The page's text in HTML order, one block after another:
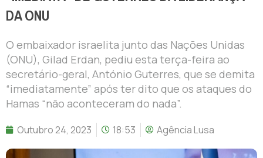
DA ONU
O embaixador israelita junto das Nações Unidas
(ONU), Gilad Erdan, pediu esta terça-feira ao
secretário-geral, António Guterres, que se demita
“imediatamente” após ter dito que os ataques do
Hamas “não aconteceram do nada”.
Outubro 24, 2023 18:53 Agência Lusa